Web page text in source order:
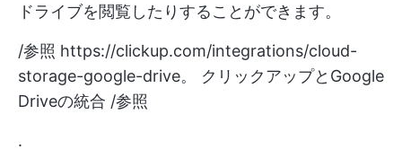
ドライブを閲覧したりすることができます。
/参照 https://clickup.com/integrations/cloud-
storage-google-drive。
クリックアップとGoogle
Driveの統合 /参照
.